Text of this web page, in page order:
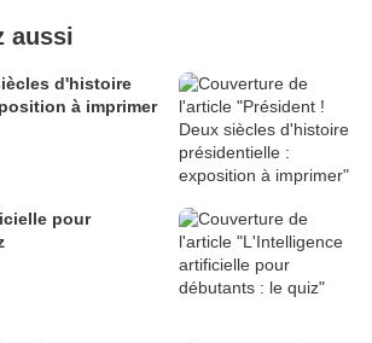
aussi
d'histoire
à imprimer
pour